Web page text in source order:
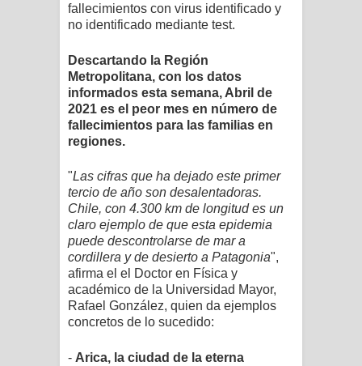
fallecimientos con virus identificado y
no identificado mediante test.
Descartando la Región
Metropolitana, con los datos
informados esta semana, Abril de
2021 es el peor mes en número de
fallecimientos para las familias en
regiones.
"Las cifras que ha dejado este primer
tercio de año son desalentadoras.
Chile, con 4.300 km de longitud es un
claro ejemplo de que esta epidemia
puede descontrolarse de mar a
cordillera y de desierto a Patagonia",
afirma el el Doctor en Física y
académico de la Universidad Mayor,
Rafael González, quien da ejemplos
concretos de lo sucedido:
- Arica, la ciudad de la eterna